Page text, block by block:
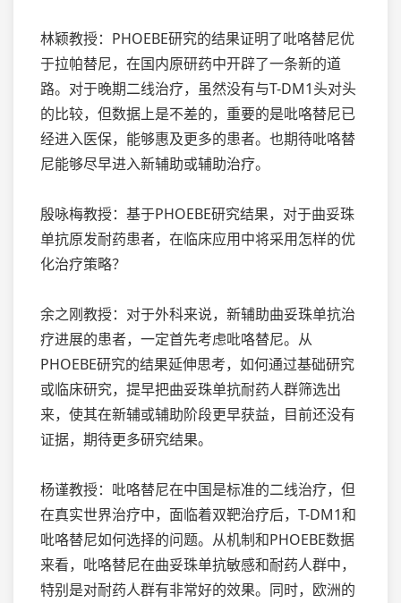
林颖教授：PHOEBE研究的结果证明了吡咯替尼优
于拉帕替尼，在国内原研药中开辟了一条新的道
路。对于晚期二线治疗，虽然没有与T-DM1头对头
的比较，但数据上是不差的，重要的是吡咯替尼已
经进入医保，能够惠及更多的患者。也期待吡咯替
尼能够尽早进入新辅助或辅助治疗。
殷咏梅教授：基于PHOEBE研究结果，对于曲妥珠
单抗原发耐药患者，在临床应用中将采用怎样的优
化治疗策略？
余之刚教授：对于外科来说，新辅助曲妥珠单抗治
疗进展的患者，一定首先考虑吡咯替尼。从
PHOEBE研究的结果延伸思考，如何通过基础研究
或临床研究，提早把曲妥珠单抗耐药人群筛选出
来，使其在新辅或辅助阶段更早获益，目前还没有
证据，期待更多研究结果。
杨谨教授：吡咯替尼在中国是标准的二线治疗，但
在真实世界治疗中，面临着双靶治疗后，T-DM1和
吡咯替尼如何选择的问题。从机制和PHOEBE数据
来看，吡咯替尼在曲妥珠单抗敏感和耐药人群中，
特别是对耐药人群有非常好的效果。同时，欧洲的